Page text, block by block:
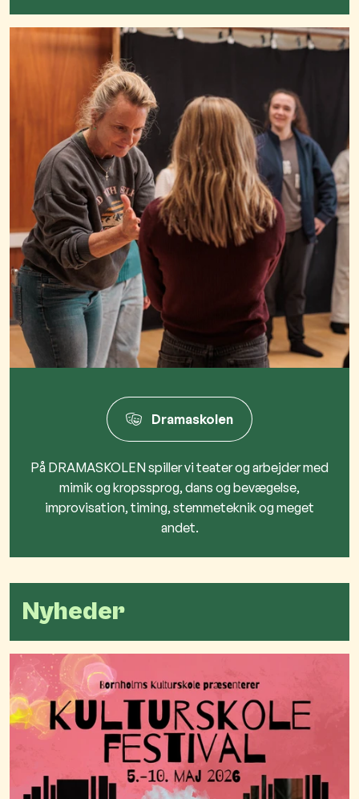
Dramaskolen
På DRAMASKOLEN spiller vi teater og arbejder med
mimik og kropssprog, dans og bevægelse,
improvisation, timing, stemmeteknik og ​meget
andet.
Nyheder